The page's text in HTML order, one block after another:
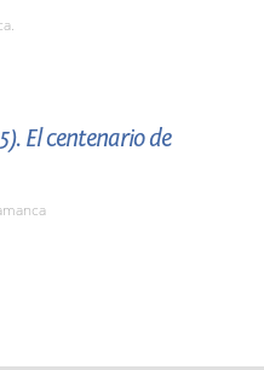
El centenario de